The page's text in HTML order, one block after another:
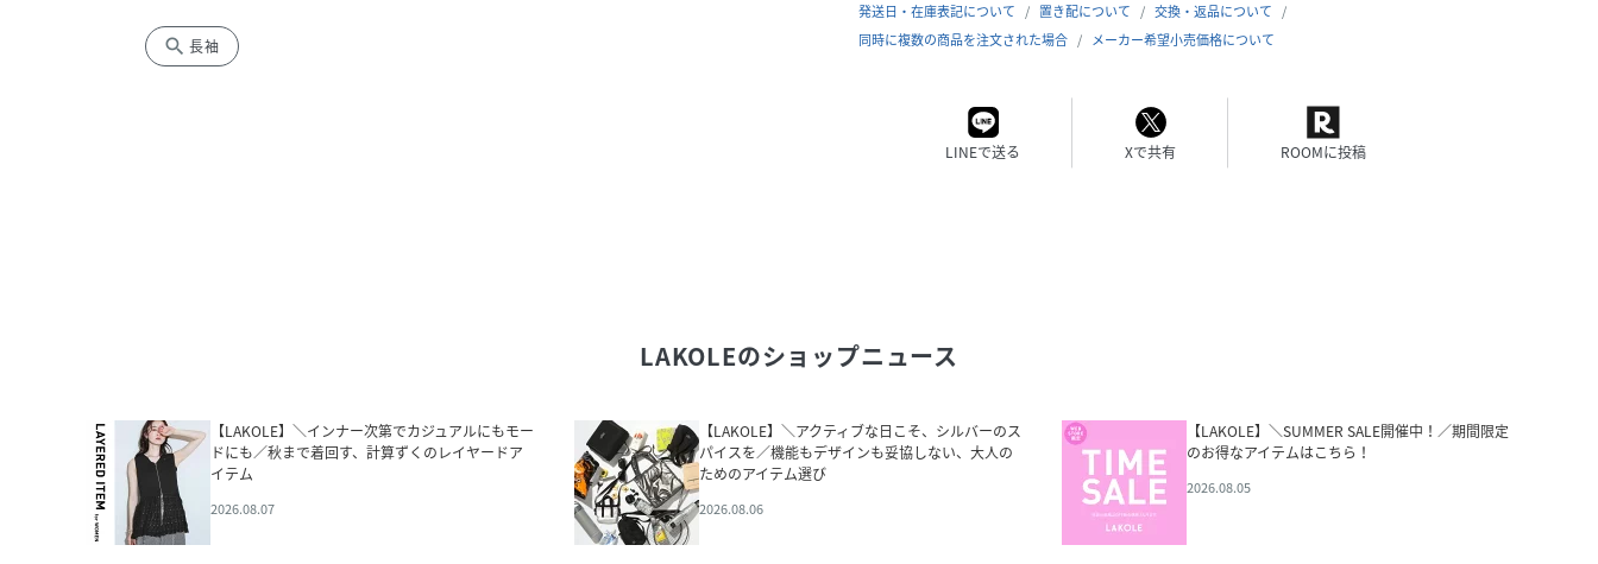
search 長袖
発送日・在庫表記について 置き配について
交換・返品について
同時に複数の商品を注文された場合
メーカー希望小売価格について
LINEで送る Xで共有 ROOMに投稿
LAKOLEのショップニュース
【LAKOLE】＼インナー次第でカジュアルにもモー
ドにも／秋まで着回す、計算ずくのレイヤードア
イテム
2026.08.07
【LAKOLE】＼アクティブな日こそ、シルバーのス
パイスを／機能もデザインも妥協しない、大人の
ためのアイテム選び
2026.08.06
【LAKOLE】＼SUMMER SALE開催中！／期間限定
のお得なアイテムはこちら！
2026.08.05